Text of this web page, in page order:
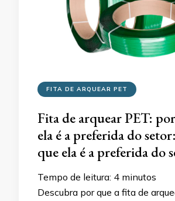
FITA DE ARQUEAR PET
Fita de arquear PET:
ela é a preferida do
que ela é a preferida do
Tempo de leitura: 4 minutos
Descubra por que a fita de